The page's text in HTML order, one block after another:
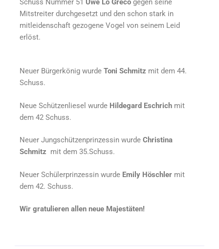
Schuss Nummer 51 Uwe Lo Greco gegen seine
Mitstreiter durchgesetzt und den schon stark in
mitleidenschaft gezogene Vogel von seinem Leid
erlöst.
Neuer Bürgerkönig wurde Toni Schmitz mit dem 44.
Schuss.
Neue Schützenliesel wurde Hildegard Eschrich mit
dem 42 Schuss.
Neuer Jungschützenprinzessin wurde Christina
Schmitz mit dem 35.Schuss.
Neuer Schülerprinzessin wurde Emily Höschler mit
dem 42. Schuss.
Wir gratulieren allen neue Majestäten!